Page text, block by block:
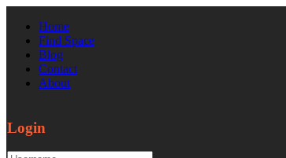
Home
Find Space
Blog
Contact
About
Login